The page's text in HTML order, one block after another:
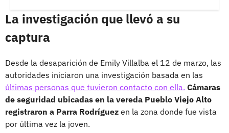
La investigación que llevó a su
captura
Desde la desaparición de Emily Villalba el 12 de marzo, las
autoridades iniciaron una investigación basada en las
últimas personas que tuvieron contacto con ella. Cámaras
de seguridad ubicadas en la vereda Pueblo Viejo Alto
registraron a Parra Rodríguez en la zona donde fue vista
por última vez la joven.